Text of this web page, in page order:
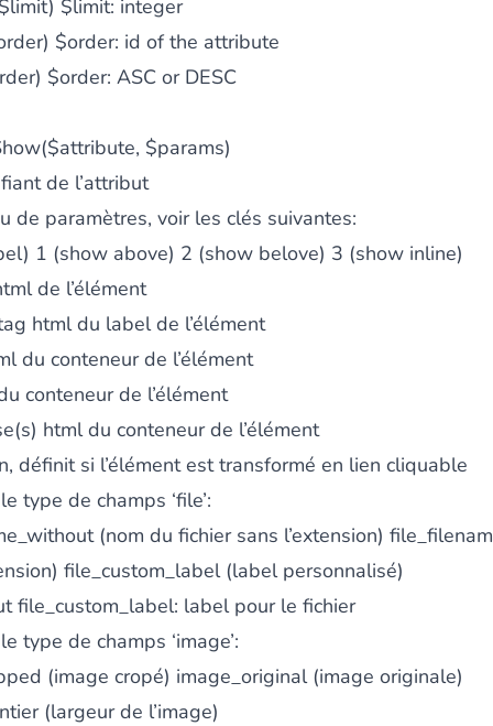
$limit: integer
$order: id of the attribute
$order: ASC or DESC
$params)
de l’attribut
de paramètres, voir les clés suivantes:
1 (show above) 2 (show belove) 3 (show inline)
de l’élément
html du label de l’élément
du conteneur de l’élément
conteneur de l’élément
html du conteneur de l’élément
définit si l’élément est transformé en lien cliquable
type de champs ‘file’:
(nom du fichier sans l’extension)
file_custom_label (label personnalisé)
file_custom_label: label pour le fichier
type de champs ‘image’:
(image cropé) image_original (image originale)
(largeur de l’image)